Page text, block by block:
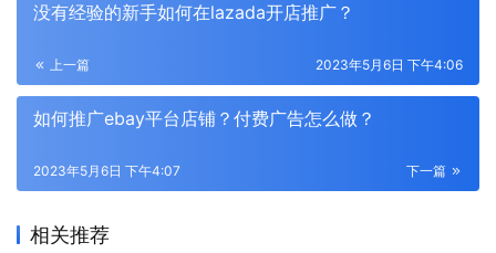
没有经验的新手如何在lazada开店推广？
上一篇 2023年5月6日 下午4:06
如何推广ebay平台店铺？付费广告怎么做？
下一篇
2023年5月6日 下午4:07
相关推荐